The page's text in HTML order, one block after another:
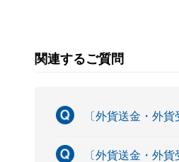
関連するご質問
〔外貨送金・外
〔外貨送金・外